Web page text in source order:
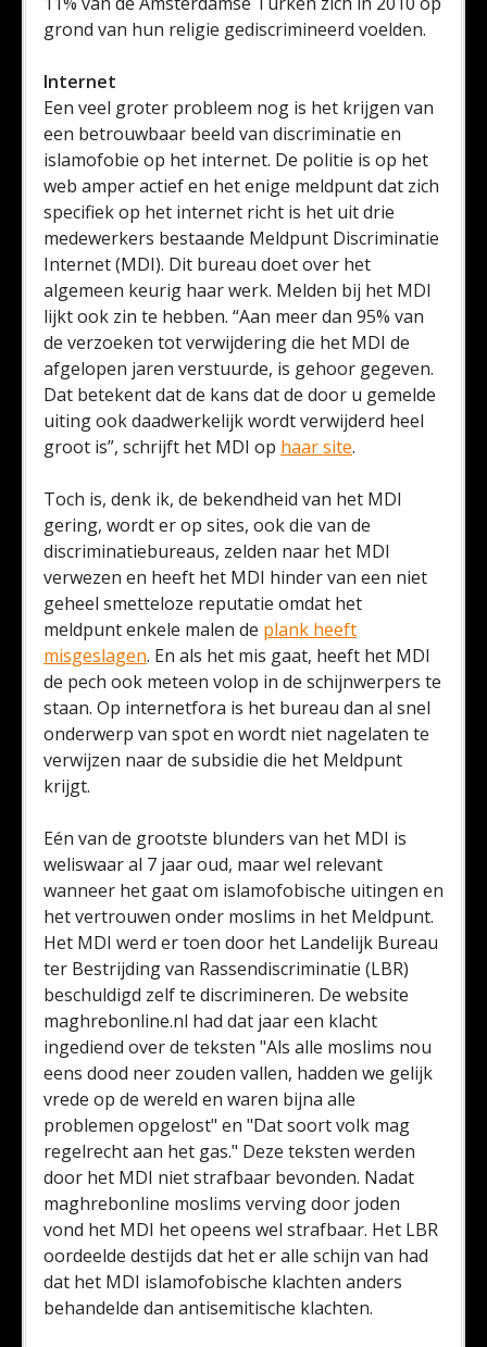
grond van hun religie gediscrimineerd voelden.
Internet
Een veel groter probleem nog is het krijgen van
een betrouwbaar beeld van discriminatie en
islamofobie op het internet. De politie is op het
web amper actief en het enige meldpunt dat zich
specifiek op het internet richt is het uit drie
medewerkers bestaande Meldpunt Discriminatie
Internet (MDI). Dit bureau doet over het
algemeen keurig haar werk. Melden bij het MDI
lijkt ook zin te hebben. “Aan meer dan 95% van
de verzoeken tot verwijdering die het MDI de
afgelopen jaren verstuurde, is gehoor gegeven.
Dat betekent dat de kans dat de door u gemelde
uiting ook daadwerkelijk wordt verwijderd heel
groot is”, schrijft het MDI op haar site.
Toch is, denk ik, de bekendheid van het MDI
gering, wordt er op sites, ook die van de
discriminatiebureaus, zelden naar het MDI
verwezen en heeft het MDI hinder van een niet
geheel smetteloze reputatie omdat het
meldpunt enkele malen de plank heeft
misgeslagen. En als het mis gaat, heeft het MDI
de pech ook meteen volop in de schijnwerpers te
staan. Op internetfora is het bureau dan al snel
onderwerp van spot en wordt niet nagelaten te
verwijzen naar de subsidie die het Meldpunt
krijgt.
Eén van de grootste blunders van het MDI is
weliswaar al 7 jaar oud, maar wel relevant
wanneer het gaat om islamofobische uitingen en
het vertrouwen onder moslims in het Meldpunt.
Het MDI werd er toen door het Landelijk Bureau
ter Bestrijding van Rassendiscriminatie (LBR)
beschuldigd zelf te discrimineren. De website
maghrebonline.nl had dat jaar een klacht
ingediend over de teksten "Als alle moslims nou
eens dood neer zouden vallen, hadden we gelijk
vrede op de wereld en waren bijna alle
problemen opgelost" en "Dat soort volk mag
regelrecht aan het gas." Deze teksten werden
door het MDI niet strafbaar bevonden. Nadat
maghrebonline moslims verving door joden
vond het MDI het opeens wel strafbaar. Het LBR
oordeelde destijds dat het er alle schijn van had
dat het MDI islamofobische klachten anders
behandelde dan antisemitische klachten.